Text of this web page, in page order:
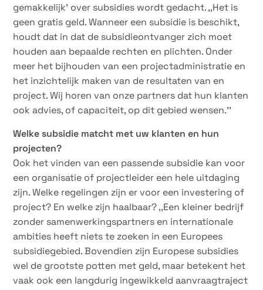
gemakkelijk’ over subsidies wordt gedacht. ,,Het is
geen gratis geld. Wanneer een subsidie is beschikt,
houdt dat in dat de subsidieontvanger zich moet
houden aan bepaalde rechten en plichten. Onder
meer het bijhouden van een projectadministratie en
het inzichtelijk maken van de resultaten van en
project. Wij horen van onze partners dat hun klanten
ook advies, of capaciteit, op dit gebied wensen.’’
Welke subsidie matcht met uw klanten en hun
projecten?
Ook het vinden van een passende subsidie kan voor
een organisatie of projectleider een hele uitdaging
zijn. Welke regelingen zijn er voor een investering of
project? En welke zijn haalbaar? ,,Een kleiner bedrijf
zonder samenwerkingspartners en internationale
ambities heeft niets te zoeken in een Europees
subsidiegebied. Bovendien zijn Europese subsidies
wel de grootste potten met geld, maar betekent het
vaak ook een langdurig ingewikkeld aanvraagtraject